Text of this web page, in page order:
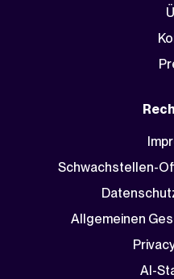
Schwachstellen-
Allgemeinen
AI-